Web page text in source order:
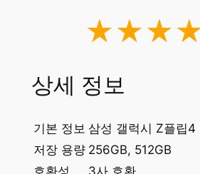
상세 정보
기본 정보 삼성 갤럭시 Z플립4
저장 용량 256GB, 512GB